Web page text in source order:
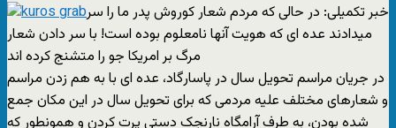
خبر تکمیلی: در حالی که مردم شعار کوروش پدر ما را سر
میدادند عده ای که هویت آنها نامعلوم بوده است! با سر دادن شعار
مرگ بر امریکا جو را متشنج کرده اند
در جریان مراسم تحویل سال در پاسارگاد، عده ای با به هم زدن مراسم
و شعارهای مختلف علیه مردمی که برای تحویل سال در این مکان جمع
شده بودن، به طرف آرامگاه نارنجک دستی پرت کردن و همونطور که